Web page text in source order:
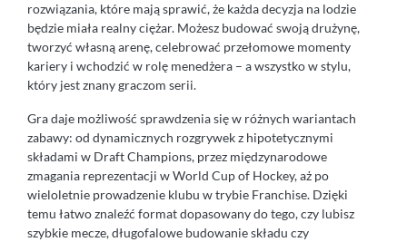
rozwiązania, które mają sprawić, że każda decyzja na lodzie
będzie miała realny ciężar. Możesz budować swoją drużynę,
tworzyć własną arenę, celebrować przełomowe momenty
kariery i wchodzić w rolę menedżera – a wszystko w stylu,
który jest znany graczom serii.
Gra daje możliwość sprawdzenia się w różnych wariantach
zabawy: od dynamicznych rozgrywek z hipotetycznymi
składami w Draft Champions, przez międzynarodowe
zmagania reprezentacji w World Cup of Hockey, aż po
wieloletnie prowadzenie klubu w trybie Franchise. Dzięki
temu łatwo znaleźć format dopasowany do tego, czy lubisz
szybkie mecze, długofalowe budowanie składu czy